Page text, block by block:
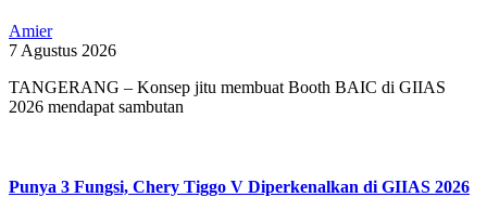
Amier
7 Agustus 2026
TANGERANG – Konsep jitu membuat Booth BAIC di GIIAS
2026 mendapat sambutan
Punya 3 Fungsi, Chery Tiggo V Diperkenalkan di GIIAS 2026